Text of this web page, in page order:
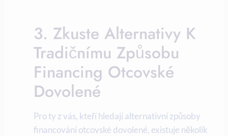
3. Zkuste Alternativy K​
Tradičnímu ⁤způsobu
Financing Otcovské
Dovolené
Pro ty z vás, kteří hledají alternativní způsoby
financování ⁣otcovské dovolené, existuje několik